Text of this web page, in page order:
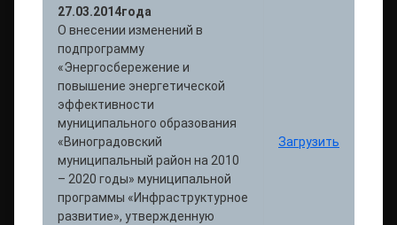
27.03.2014года
О внесении изменений в
подпрограмму
«Энергосбережение и
повышение энергетической
эффективности
муниципального образования
«Виноградовский
муниципальный район на 2010
– 2020 годы» муниципальной
программы «Инфраструктурное
развитие», утвержденную
Загрузить